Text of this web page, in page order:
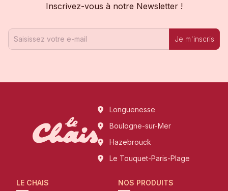
Inscrivez-vous à notre Newsletter !
Je m'inscris
Longuenesse
Boulogne-sur-Mer
Hazebrouck
Le Touquet-Paris-Plage
LE CHAIS NOS PRODUITS